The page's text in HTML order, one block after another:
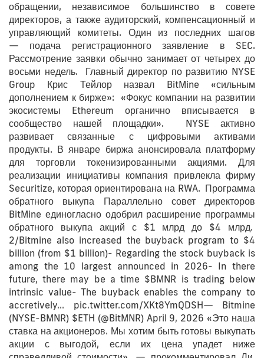
обращении, независимое большинство в совете
директоров, а также аудиторский, компенсационный и
управляющий комитеты. Один из последних шагов
— подача регистрационного заявление в SEC.
Рассмотрение заявки обычно занимает от четырех до
восьми недель. Главный директор по развитию NYSE
Group Крис Тейлор назвал BitMine «сильным
дополнением к бирже»: «Фокус компании на развитии
экосистемы Ethereum органично вписывается в
сообщество нашей площадки». NYSE активно
развивает связанные с цифровыми активами
продукты. В январе биржа анонсировала платформу
для торговли токенизированными акциями. Для
реализации инициативы компания привлекла фирму
Securitize, которая ориентирована на RWA. Программа
обратного выкупа Параллельно совет директоров
BitMine единогласно одобрил расширение программы
обратного выкупа акций с $1 млрд до $4 млрд.
2/Bitmine also increased the buyback program to $4
billion (from $1 billion)- Regarding the stock buyback is
among the 10 largest announced in 2026- In there
future, there may be a time $BMNR is trading below
intrinsic value- The buyback enables the company to
accretively… pic.twitter.com/XKt8YmQDSH— Bitmine
(NYSE-BMNR) $ETH (@BitMNR) April 9, 2026 «Это наша
ставка на акционеров. Мы хотим быть готовы выкупать
акции с выгодой, если их цена упадет ниже